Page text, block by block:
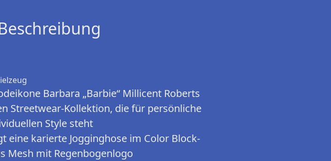
Barbara „Barbie“ Millicent Roberts
Streetwear-Kollektion, die für persönliche
Style steht
eine karierte Jogginghose im Color Block-
Mesh mit Regenbogenlogo